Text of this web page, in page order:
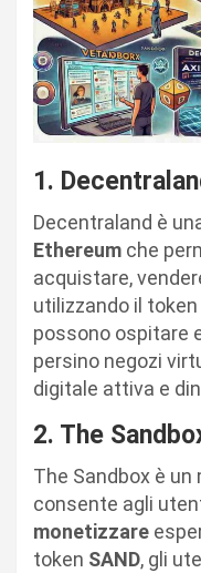
1.
Decentraland è
Ethereum che
acquistare,
utilizzando il token
possono ospitare
persino negozi
digitale attiva e
2. The
The Sandbox è
consente agli
monetizzare
token SAND, gli